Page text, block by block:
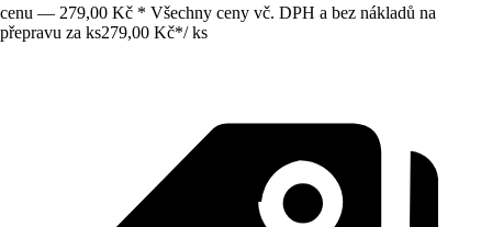
cenu — 279,00 Kč * Všechny ceny vč. DPH a bez nákladů na
přepravu za ks279,00 Kč*/ ks